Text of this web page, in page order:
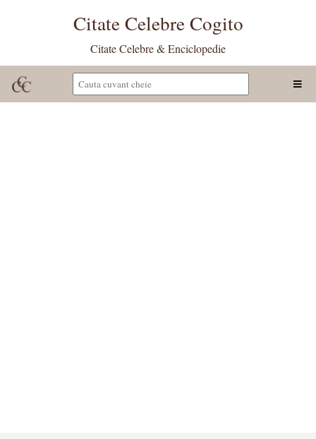
Citate Celebre Cogito
Citate Celebre & Enciclopedie